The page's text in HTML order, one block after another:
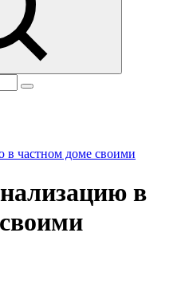
в частном доме своими
в